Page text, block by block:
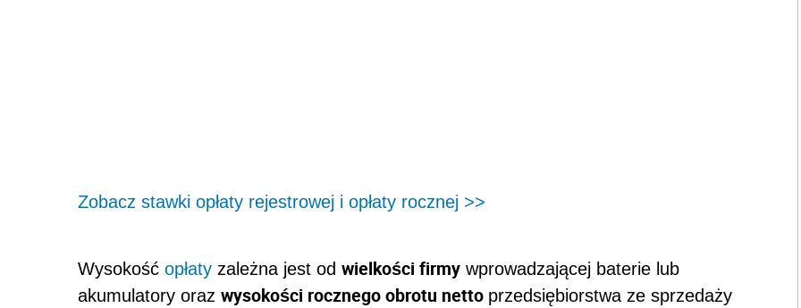
Zobacz stawki opłaty rejestrowej i opłaty rocznej >>
Wysokość opłaty zależna jest od wielkości firmy wprowadzającej baterie lub
akumulatory oraz wysokości rocznego obrotu netto przedsiębiorstwa ze sprzedaży